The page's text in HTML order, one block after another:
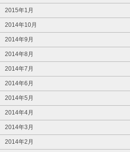
2015年1月
2014年10月
2014年9月
2014年8月
2014年7月
2014年6月
2014年5月
2014年4月
2014年3月
2014年2月